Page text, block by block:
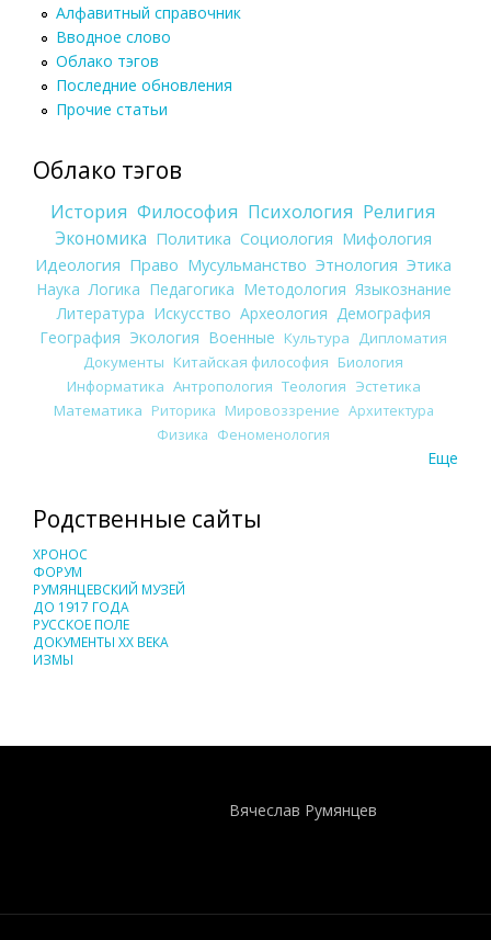
Алфавитный справочник
Вводное слово
Облако тэгов
Последние обновления
Прочие статьи
Облако тэгов
История Философия Психология Религия
Экономика Политика Социология Мифология
Идеология Право Мусульманство Этнология Этика
Наука Логика Педагогика Методология Языкознание
Литература Искусство Археология Демография
География Экология Военные Культура
Дипломатия
Документы Китайская философия Биология
Информатика Антропология Теология Эстетика
Математика Риторика Мировоззрение Архитектура
Физика Феноменология
Еще
Родственные сайты
ХРОНОС
ФОРУМ
РУМЯНЦЕВСКИЙ МУЗЕЙ
ДО 1917 ГОДА
РУССКОЕ ПОЛЕ
ДОКУМЕНТЫ XX ВЕКА
ИЗМЫ
Вячеслав Румянцев